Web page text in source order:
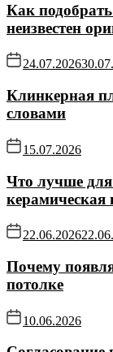
Как
неизвестен
24.07.2026
Клинкерная
словами
15.07.2026
Что лучше
керамическая
22.06.2026
Почему
потолке
10.06.2026